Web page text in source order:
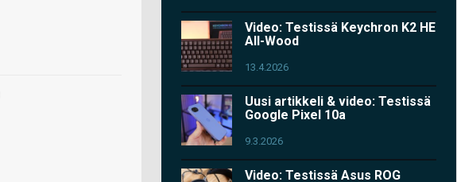
Video: Testissä Keychron K2 HE
All-Wood
13.4.2026
Uusi artikkeli & video: Testissä
Google Pixel 10a
9.3.2026
Video: Testissä Asus ROG